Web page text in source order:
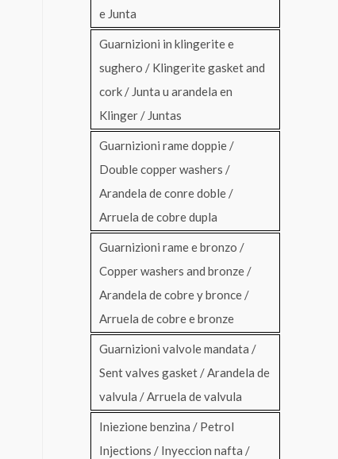
e Junta
Guarnizioni in klingerite e
sughero / Klingerite gasket and
cork / Junta u arandela en
Klinger / Juntas
Guarnizioni rame doppie /
Double copper washers /
Arandela de conre doble /
Arruela de cobre dupla
Guarnizioni rame e bronzo /
Copper washers and bronze /
Arandela de cobre y bronce /
Arruela de cobre e bronze
Guarnizioni valvole mandata /
Sent valves gasket / Arandela de
valvula / Arruela de valvula
Iniezione benzina / Petrol
Injections / Inyeccion nafta /